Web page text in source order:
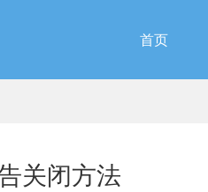
首页
关闭方法